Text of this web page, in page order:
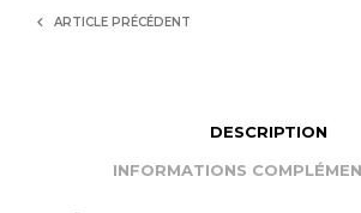
ARTICLE PRÉCÉDENT
DESCRIPTION
INFORMATIONS